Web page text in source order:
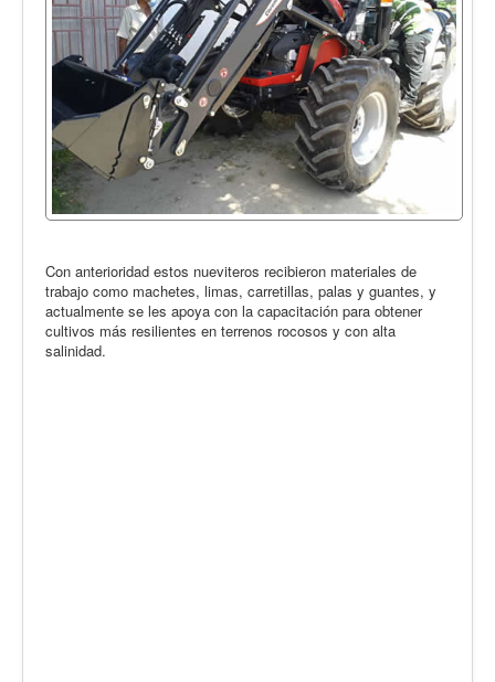
Con anterioridad estos nueviteros recibieron materiales de
trabajo como machetes, limas, carretillas, palas y guantes, y
actualmente se les apoya con la capacitación para obtener
cultivos más resilientes en terrenos rocosos y con alta
salinidad.